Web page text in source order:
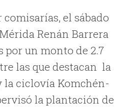
el sábado
Renán Barrera
por un monto de 2.7
las que destacan la
la ciclovía Komchén-
la plantación de